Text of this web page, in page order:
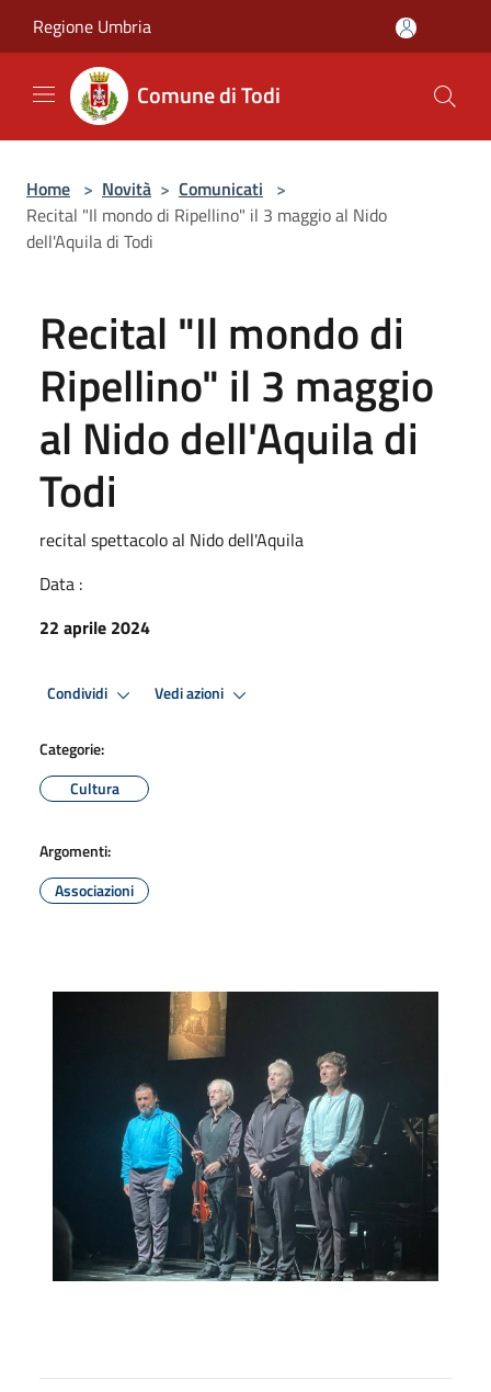
Regione Umbria
Comune di Todi
Home > Novità > Comunicati >
Recital "Il mondo di Ripellino" il 3 maggio al Nido
dell'Aquila di Todi
Recital "Il mondo di
Ripellino" il 3 maggio
al Nido dell'Aquila di
Todi
recital spettacolo al Nido dell'Aquila
Data :
22 aprile 2024
Condividi Vedi azioni
Categorie:
Cultura
Argomenti:
Associazioni